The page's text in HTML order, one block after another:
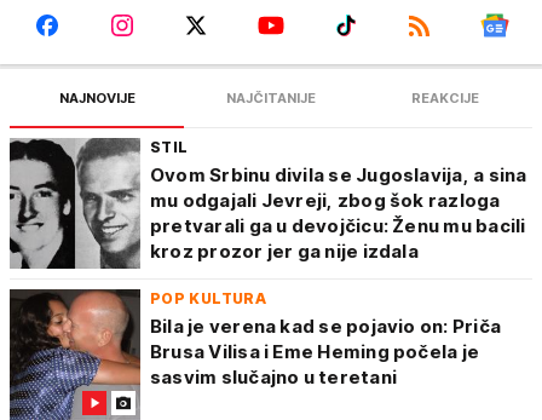
NAJNOVIJE NAJČITANIJE REAKCIJE
STIL
Ovom Srbinu divila se Jugoslavija, a sina
mu odgajali Jevreji, zbog šok razloga
pretvarali ga u devojčicu: Ženu mu bacili
kroz prozor jer ga nije izdala
POP KULTURA
Bila je verena kad se pojavio on: Priča
Brusa Vilisa i Eme Heming počela je
sasvim slučajno u teretani